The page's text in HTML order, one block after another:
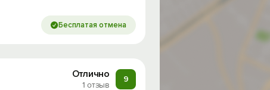
Бесплатая отмена
Отлично
1 отзыв
9